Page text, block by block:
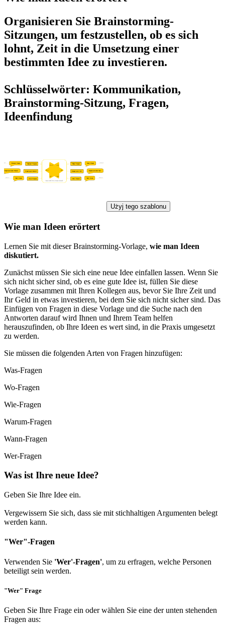
Organisieren Sie Brainstorming-
Sitzungen, um festzustellen, ob es sich
lohnt, Zeit in die Umsetzung einer
bestimmten Idee zu investieren.
Schlüsselwörter: Kommunikation,
Brainstorming-Sitzung, Fragen,
Ideenfindung
Użyj tego szablonu
Wie man Ideen erörtert
Lernen Sie mit dieser Brainstorming-Vorlage, wie man Ideen
diskutiert.
Zunächst müssen Sie sich eine neue Idee einfallen lassen. Wenn Sie
sich nicht sicher sind, ob es eine gute Idee ist, füllen Sie diese
Vorlage zusammen mit Ihren Kollegen aus, bevor Sie Ihre Zeit und
Ihr Geld in etwas investieren, bei dem Sie sich nicht sicher sind. Das
Einfügen von Fragen in diese Vorlage und die Suche nach den
Antworten darauf wird Ihnen und Ihrem Team helfen
herauszufinden, ob Ihre Ideen es wert sind, in die Praxis umgesetzt
zu werden.
Sie müssen die folgenden Arten von Fragen hinzufügen:
Was-Fragen
Wo-Fragen
Wie-Fragen
Warum-Fragen
Wann-Fragen
Wer-Fragen
Was ist Ihre neue Idee?
Geben Sie Ihre Idee ein.
Vergewissern Sie sich, dass sie mit stichhaltigen Argumenten belegt
werden kann.
"Wer"-Fragen
Verwenden Sie 'Wer'-Fragen', um zu erfragen, welche Personen
beteiligt sein werden.
"Wer" Frage
Geben Sie Ihre Frage ein oder wählen Sie eine der unten stehenden
Fragen aus: